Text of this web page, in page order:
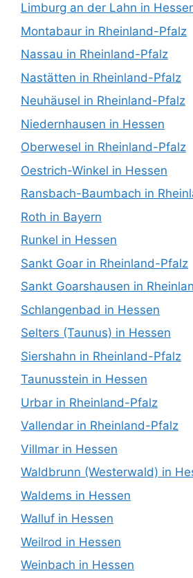
Limburg an der Lahn in
Montabaur in Rheinland-Pfalz
Nassau in Rheinland-Pfalz
Nastätten in Rheinland-Pfalz
Neuhäusel in Rheinland-Pfalz
Niedernhausen in Hessen
Oberwesel in Rheinland-Pfalz
Oestrich-Winkel in Hessen
Ransbach-Baumbach in
Roth in Bayern
Runkel in Hessen
Sankt Goar in Rheinland-Pfalz
Sankt Goarshausen in
Schlangenbad in Hessen
Selters (Taunus) in Hessen
Siershahn in Rheinland-Pfalz
Taunusstein in Hessen
Urbar in Rheinland-Pfalz
Vallendar in Rheinland-Pfalz
Villmar in Hessen
Waldbrunn (Westerwald) in
Waldems in Hessen
Walluf in Hessen
Weilrod in Hessen
Weinbach in Hessen